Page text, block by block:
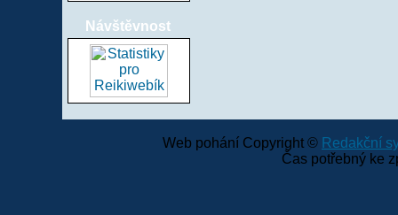
Návštěvnost
Web pohání Copyright © Redakční
Čas potřebný ke